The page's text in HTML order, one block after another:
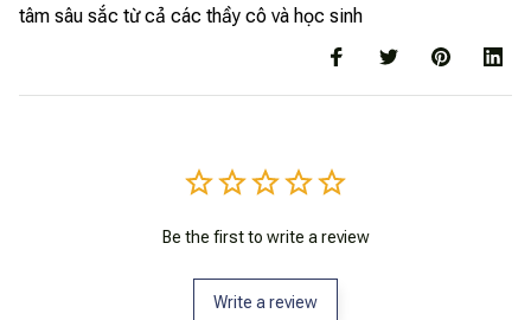
tâm sâu sắc từ cả các thầy cô và học sinh
Be the first to write a review
Write a review